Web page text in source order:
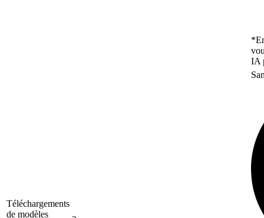
IA
Téléchargements
de modèles